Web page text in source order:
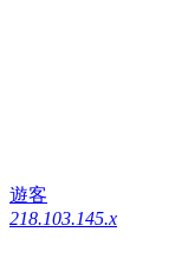
遊客
218.103.145.x